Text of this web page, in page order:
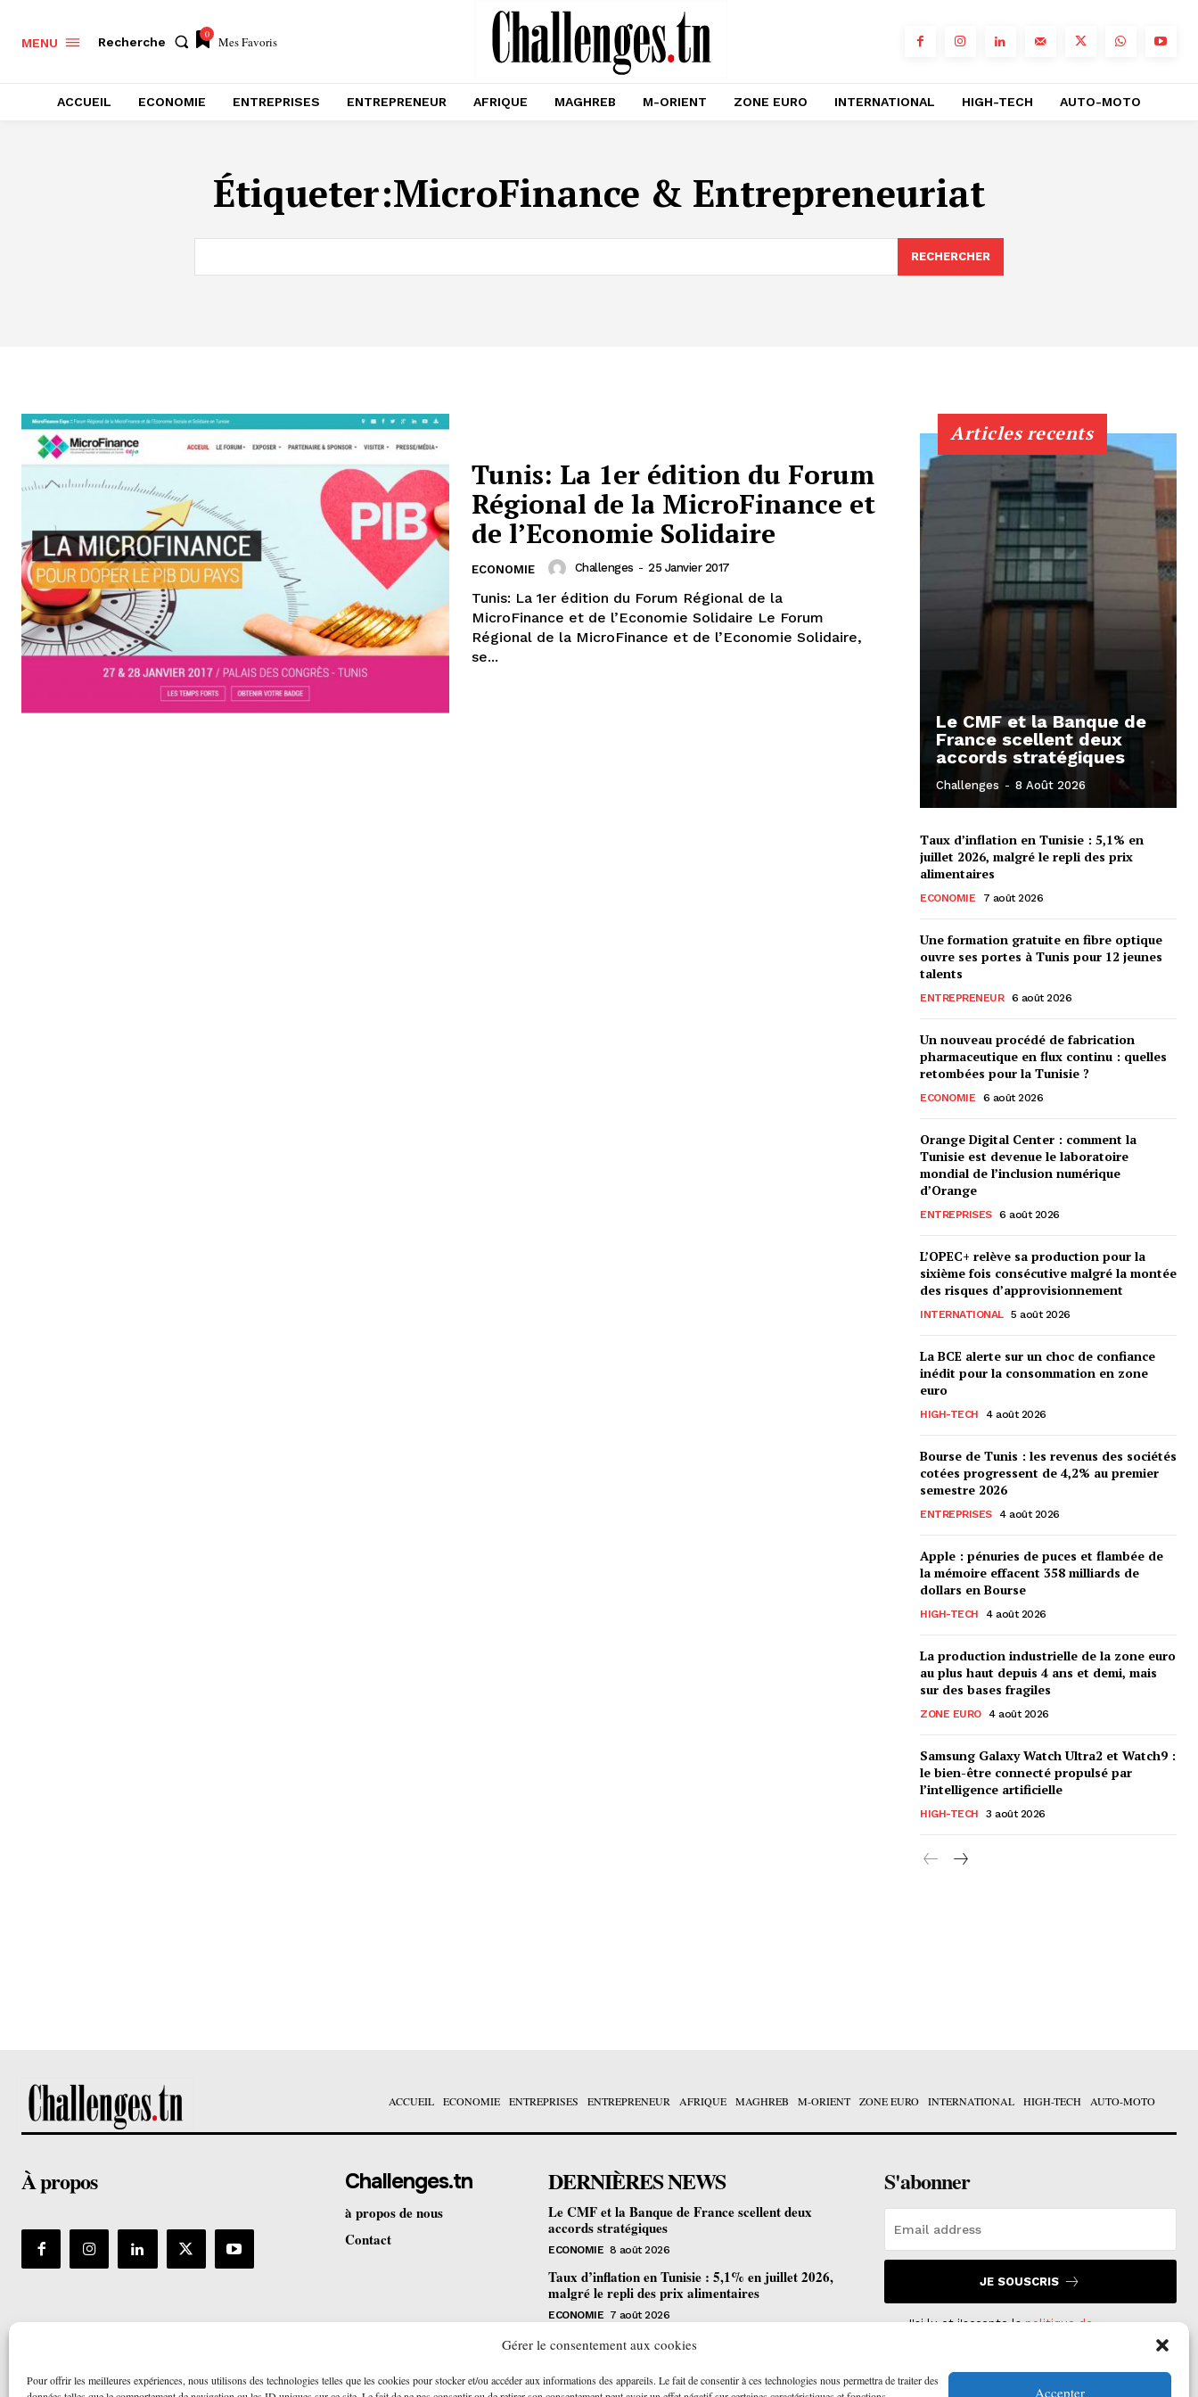
Gérer le consentement aux cookies
Pour offrir les meilleures expériences, nous utilisons des technologies telles que les cookies pour stocker et/ou accéder aux informations des appareils. Le fait de consentir à ces technologies nous permettra de traiter des
Accepter
MENU Recherche
0 Mes Favoris
ACCUEIL ECONOMIE ENTREPRISES ENTREPRENEUR AFRIQUE MAGHREB M-ORIENT ZONE EURO INTERNATIONAL HIGH-TECH AUTO-MOTO
Étiqueter:MicroFinance & Entrepreneuriat
RECHERCHER
Tunis: La 1er édition du Forum
Régional de la MicroFinance et
de l’Economie Solidaire
ECONOMIE Challenges - 25 Janvier 2017
Tunis: La 1er édition du Forum Régional de la
MicroFinance et de l’Economie Solidaire Le Forum
Régional de la MicroFinance et de l’Economie Solidaire,
se...
Articles recents
Le CMF et la Banque de
France scellent deux
accords stratégiques
Challenges - 8 Août 2026
Taux d’inflation en Tunisie : 5,1% en
juillet 2026, malgré le repli des prix
alimentaires
ECONOMIE 7 août 2026
Une formation gratuite en fibre optique
ouvre ses portes à Tunis pour 12 jeunes
talents
ENTREPRENEUR 6 août 2026
Un nouveau procédé de fabrication
pharmaceutique en flux continu : quelles
retombées pour la Tunisie ?
ECONOMIE 6 août 2026
Orange Digital Center : comment la
Tunisie est devenue le laboratoire
mondial de l’inclusion numérique
d’Orange
ENTREPRISES 6 août 2026
L’OPEC+ relève sa production pour la
sixième fois consécutive malgré la montée
des risques d’approvisionnement
INTERNATIONAL 5 août 2026
La BCE alerte sur un choc de confiance
inédit pour la consommation en zone
euro
HIGH-TECH 4 août 2026
Bourse de Tunis : les revenus des sociétés
cotées progressent de 4,2% au premier
semestre 2026
ENTREPRISES 4 août 2026
Apple : pénuries de puces et flambée de
la mémoire effacent 358 milliards de
dollars en Bourse
HIGH-TECH 4 août 2026
La production industrielle de la zone euro
au plus haut depuis 4 ans et demi, mais
sur des bases fragiles
ZONE EURO 4 août 2026
Samsung Galaxy Watch Ultra2 et Watch9 :
le bien-être connecté propulsé par
l’intelligence artificielle
HIGH-TECH 3 août 2026
ACCUEIL ECONOMIE ENTREPRISES ENTREPRENEUR AFRIQUE MAGHREB M-ORIENT ZONE EURO INTERNATIONAL HIGH-TECH AUTO-MOTO
À propos Challenges.tn
à propos de nous
Contact
DERNIÈRES NEWS
Le CMF et la Banque de France scellent deux
accords stratégiques
ECONOMIE 8 août 2026
Taux d’inflation en Tunisie : 5,1% en juillet 2026,
malgré le repli des prix alimentaires
ECONOMIE 7 août 2026
Une formation gratuite en fibre optique ouvre ses
ENTREPRENEUR 6 août 2026
S'abonner
JE SOUSCRIS
J'ai lu et j'accepte lapolitique de